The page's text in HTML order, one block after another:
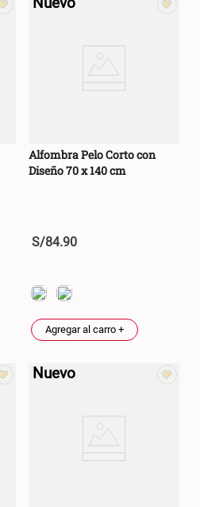
Alfombra Pelo Corto con
Diseño 70 x 140 cm
S/84.90
Agregar al carro +
Nuevo